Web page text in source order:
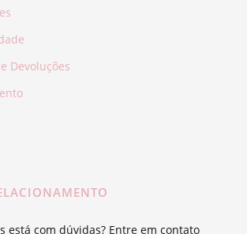
Devoluções
está com dúvidas? Entre em contato